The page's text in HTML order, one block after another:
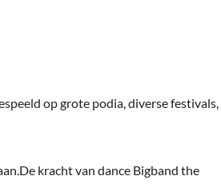
op grote podia, diverse festivals,
kracht van dance Bigband the